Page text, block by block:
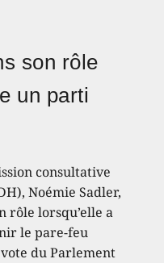
son rôle
un parti
consultative
Noémie Sadler,
rôle lorsqu’elle a
le pare-feu
du Parlement